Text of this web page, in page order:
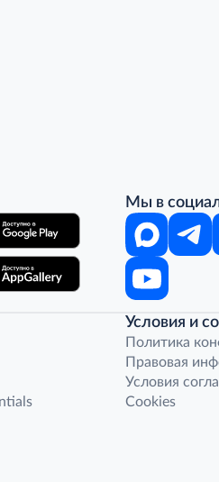
Мы в
Условия и
Политика
Правовая
Условия
Cookies